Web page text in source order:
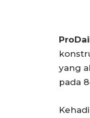
yang
pada